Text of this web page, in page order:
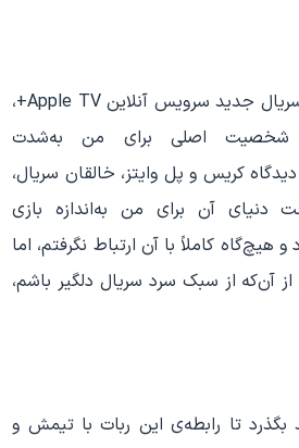
پس از ۱۰ قسمت از این سریال جدید سرویس آنلاین Apple TV+،
شخصیت اصلی برای من به‌شدت
کریس و پل وایتز، خالقان سریال،
آن برای من به‌اندازه بازی
هیچ‌گاه کاملاً با آن ارتباط نگرفتم، اما
از آن‌که از سبک سرد سریال دلگیر باشم،
بگذرد تا رابطه‌ی این ربات با تیمش و